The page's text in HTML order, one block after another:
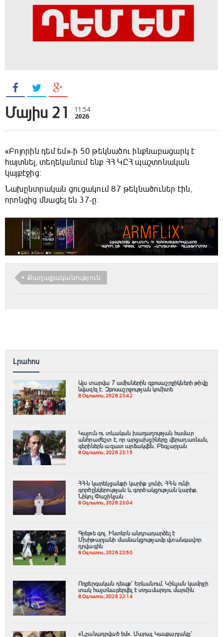
Մայիս 21 11:54
2026
«Բոլորին դեմ եմ»-ի 50 թեկնածու ինքնաբացարկ է
հայտնել, տեղեկանում ենք ՀՀ ԿԸՀ պաշտոնական
կայքէջից։
Նախընտրական ցուցակում 87 թեկնածուներ էին,
որոնցից մնացել են 37-ը։
Քաղաքականություն
Լրահոս
Այս տարվա 7 ամիսներին զբոսաշրջիկների թիվը
նվազել է. Զբոսաշրջության կոմիտե
8 Օգոստոս, 2026 23:42
Կայուն ու տևական խաղաղության համար
անհրաժեշտ է, որ արցախցիները վերադառնան,
գերիներն ազատ արձակվեն․ Բեգլարյան
8 Օգոստոս, 2026 23:15
ՀՀ-ն կարեկցանքի կարիք չունի, ՀՀ-ն ունի
գործընկերության և գործակցության կարիք․
Նիկոլ Փաշինյան
8 Օգոստոս, 2026 23:04
Գրեթե գոլ. Ինտերն անդրադարձել է
Մխիթարյանի մասնակցությամբ վտանգավոր
դրվագին
8 Օգոստոս, 2026 22:50
Ողբերգական դեպք՝ Երևանում․ Կիևյան կամրջի
տակ հայտնաբերվել է տղամարդու մարմին
8 Օգոստոս, 2026 22:14
«Նշանադրված եմ». Մարալ Կասբարյանը՝